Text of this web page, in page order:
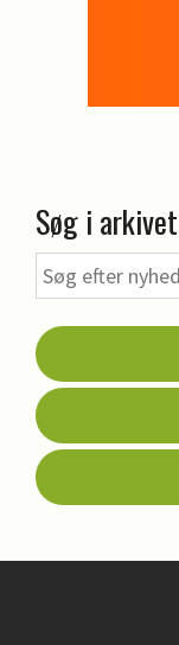
Søg i arkivet